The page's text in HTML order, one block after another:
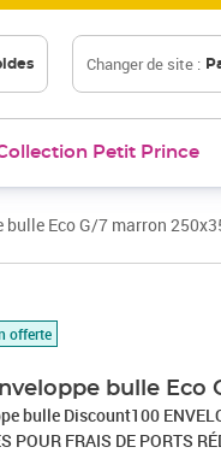
Changer de site :
Petit Prince
bulle Eco G/7 marron
offerte
bulle Eco
bulle Discount100
POUR FRAIS DE PORTS